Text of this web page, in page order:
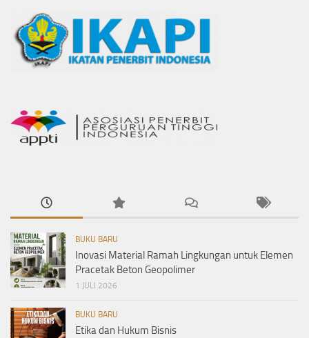
BUKU BARU
Inovasi Material Ramah Lingkungan untuk Elemen
Pracetak Beton Geopolimer
1 JULI 2026
BUKU BARU
Etika dan Hukum Bisnis